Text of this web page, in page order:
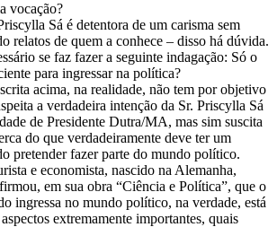
vocação?
Sá é detentora de um carisma sem
relatos de quem a conhece – disso há dúvida.
se faz fazer a seguinte indagação: Só o
para ingressar na política?
acima, na realidade, não tem por objetivo
a verdadeira intenção da Sr. Priscylla Sá
de Presidente Dutra/MA, mas sim suscita
do que verdadeiramente deve ter um
pretender fazer parte do mundo político.
e economista, nascido na Alemanha,
em sua obra “Ciência e Política”, que o
ingressa no mundo político, na verdade, está
extremamente importantes, quais